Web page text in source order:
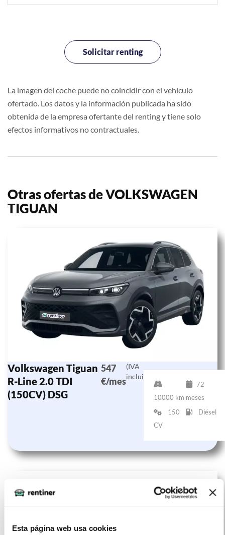
Esta página web usa cookies
Solicitar renting
La imagen del coche puede no coincidir con el vehículo
ofertado. Los datos y la información publicada ha sido
obtenida de la empresa ofertante del renting y tiene solo
efectos informativos no contractuales.
Otras ofertas de VOLKSWAGEN
TIGUAN
Volkswagen Tiguan
R-Line 2.0 TDI
(150CV) DSG
547
€/mes
(IVA
incluido)
10000 km
72
meses
150
CV
Diésel